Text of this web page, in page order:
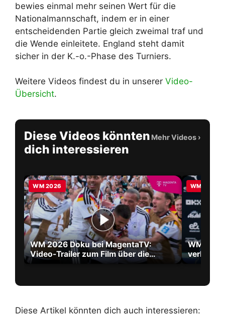
bewies einmal mehr seinen Wert für die
Nationalmannschaft, indem er in einer
entscheidenden Partie gleich zweimal traf und
die Wende einleitete. England steht damit
sicher in der K.-o.-Phase des Turniers.
Weitere Videos findest du in unserer Video-
Übersicht.
Diese Videos könnten
dich interessieren
Mehr Videos ›
WM 2026
WM 2026 Doku bei MagentaTV:
Video-Trailer zum Film über die
größte WM aller Zeiten
WM 2026
WM
Diese Artikel könnten dich auch interessieren: